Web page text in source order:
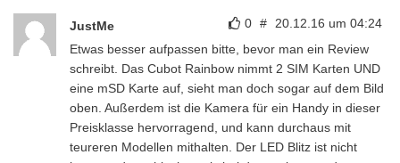
0 # 20.12.16 um 04:24
JustMe
Etwas besser aufpassen bitte, bevor man ein Review
schreibt. Das Cubot Rainbow nimmt 2 SIM Karten UND
eine mSD Karte auf, sieht man doch sogar auf dem Bild
oben. Außerdem ist die Kamera für ein Handy in dieser
Preisklasse hervorragend, und kann durchaus mit
teureren Modellen mithalten. Der LED Blitz ist nicht